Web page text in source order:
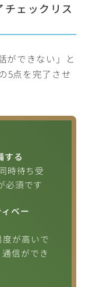
チェックリス
ができない」と
5点を完了させ
する
時待ち受
必須です
ベー
が高いで
信ができ